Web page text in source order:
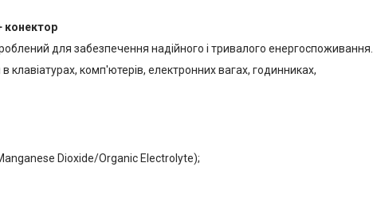
конектор
для забезпечення надійного і тривалого енергоспоживання.
клавіатурах, комп'ютерів, електронних вагах, годинниках,
Dioxide/Organic Electrolyte);